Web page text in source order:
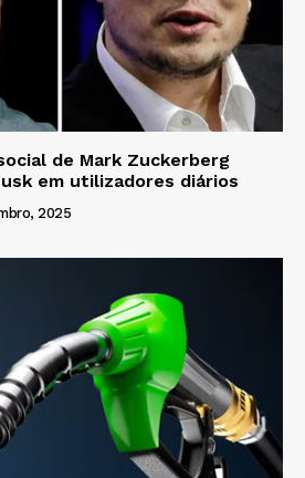
de Mark Zuckerberg
em utilizadores diários
2025